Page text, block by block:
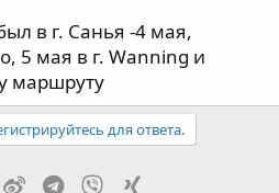
в г. Санья -4 мая,
5 мая в г. Wanning и
маршруту
для ответа.
Ok WeiboTelegram
Viber